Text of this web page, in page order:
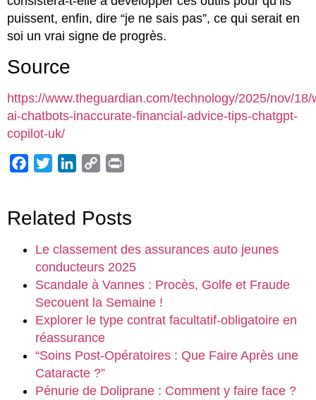
puissent, enfin, dire “je ne sais pas”, ce qui serait en
soi un vrai signe de progrès.
Source
https://www.theguardian.com/technology/2025/nov/18/
ai-chatbots-inaccurate-financial-advice-tips-chatgpt-
copilot-uk/
Facebook
TwitterLinkedIn
Copy
Related Posts
Le classement des assurances auto jeunes
conducteurs 2025
Scandale à Vannes : Procès, Golfe et Fraude
Secouent la Semaine !
Explorer le type contrat facultatif-obligatoire en
réassurance
“Soins Post-Opératoires : Que Faire Après une
Cataracte ?”
Pénurie de Doliprane : Comment y faire face ?